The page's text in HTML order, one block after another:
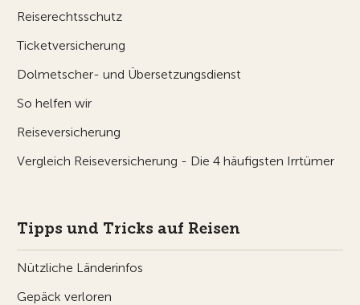
Reiserechtsschutz
Ticketversicherung
Dolmetscher- und Übersetzungsdienst
So helfen wir
Reiseversicherung
Vergleich Reiseversicherung - Die 4 häufigsten Irrtümer
Tipps und Tricks auf Reisen
Nützliche Länderinfos
Gepäck verloren